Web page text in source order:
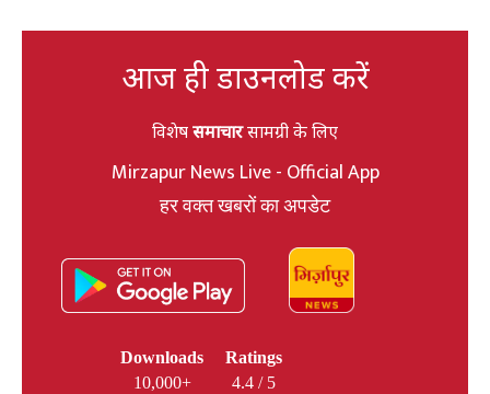
आज ही डाउनलोड करें
विशेषसमाचारसामग्री के लिए
Mirzapur News Live - Official App
हर वक्त खबरों का अपडेट
Downloads
10,000+
Ratings
4.4 / 5